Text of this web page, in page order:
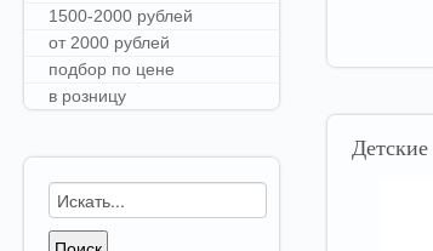
Детские
1500-2000 рублей
от 2000 рублей
подбор по цене
в розницу